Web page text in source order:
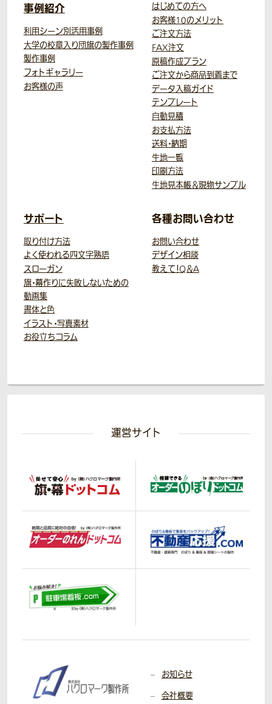
事例紹介
利用シーン別活用事例
大学の校章入り団旗の製作事例
製作事例
フォトギャラリー
お客様の声
はじめての方へ
お客様10のメリット
ご注文方法
FAX注文
原稿作成プラン
ご注文から商品到着まで
データ入稿ガイド
テンプレート
自動見積
お支払方法
送料・納期
生地一覧
印刷方法
生地見本帳＆現物サンプル
サポート
取り付け方法
よく使われる四文字熟語
スローガン
旗・幕作りに失敗しないための
動画集
書体と色
イラスト・写真素材
お役立ちコラム
各種お問い合わせ
お問い合わせ
デザイン相談
教えて！Q＆A
運営サイト
お知らせ
会社概要